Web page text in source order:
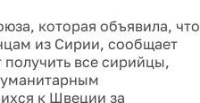
которая объявила, что
из Сирии, сообщает
все сирийцы,
к Швеции за